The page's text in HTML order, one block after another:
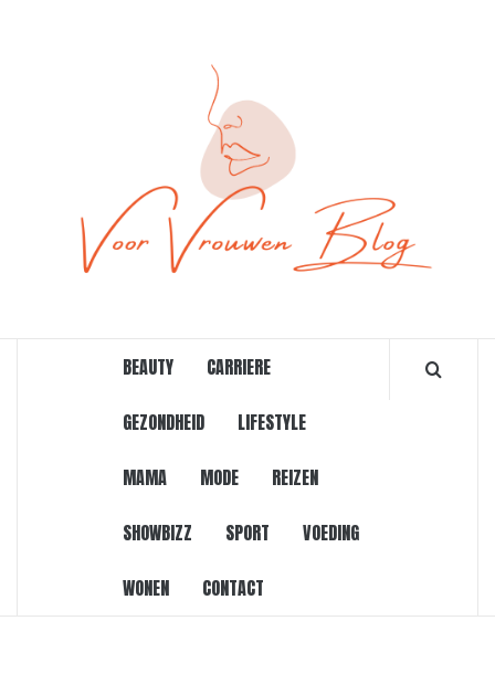
BEAUTY CARRIERE
GEZONDHEID LIFESTYLE
MAMA MODE REIZEN
SHOWBIZZ SPORT VOEDING
WONEN CONTACT